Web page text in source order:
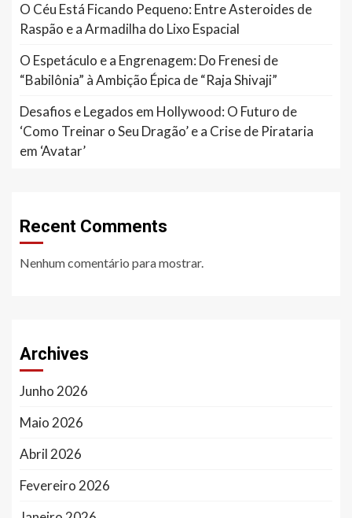
O Céu Está Ficando Pequeno: Entre Asteroides de
Raspão e a Armadilha do Lixo Espacial
O Espetáculo e a Engrenagem: Do Frenesi de
“Babilônia” à Ambição Épica de “Raja Shivaji”
Desafios e Legados em Hollywood: O Futuro de
‘Como Treinar o Seu Dragão’ e a Crise de Pirataria
em ‘Avatar’
Recent Comments
Nenhum comentário para mostrar.
Archives
Junho 2026
Maio 2026
Abril 2026
Fevereiro 2026